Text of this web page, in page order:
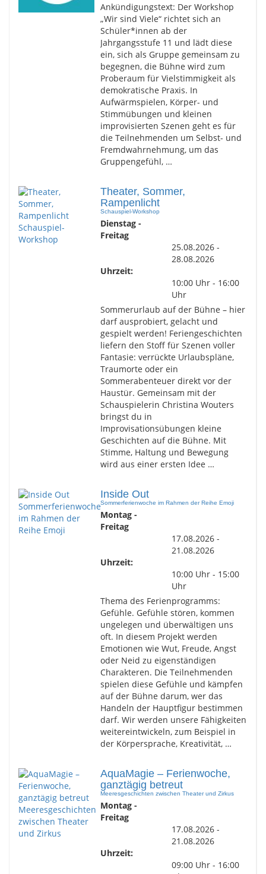
Ankündigungstext: Der Workshop
„Wir sind Viele“ richtet sich an
Schüler*innen ab der
Jahrgangsstufe 11 und lädt diese
ein, sich als Gruppe gemeinsam zu
begegnen, die Bühne wird zum
Proberaum für Vielstimmigkeit als
demokratische Praxis. In
Aufwärmspielen, Körper- und
Stimmübungen und kleinen
improvisierten Szenen geht es für
die Teilnehmenden um Selbst- und
Fremdwahrnehmung, um das
Gruppengefühl, …
Theater, Sommer,
Rampenlicht
Schauspiel-Workshop
Dienstag -
Freitag
25.08.2026 -
28.08.2026
Uhrzeit:
10:00 Uhr - 16:00
Uhr
Sommerurlaub auf der Bühne – hier
darf ausprobiert, gelacht und
gespielt werden! Feriengeschichten
liefern den Stoff für Szenen voller
Fantasie: verrückte Urlaubspläne,
Traumorte oder ein
Sommerabenteuer direkt vor der
Haustür. Gemeinsam mit der
Schauspielerin Christina Wouters
bringst du in
Improvisationsübungen kleine
Geschichten auf die Bühne. Mit
Stimme, Haltung und Bewegung
wird aus einer ersten Idee …
Inside Out
Sommerferienwoche im Rahmen der Reihe Emoji
Montag -
Freitag
17.08.2026 -
21.08.2026
Uhrzeit:
10:00 Uhr - 15:00
Uhr
Thema des Ferienprogramms:
Gefühle. Gefühle stören, kommen
ungelegen und überwältigen uns
oft. In diesem Projekt werden
Emotionen wie Wut, Freude, Angst
oder Neid zu eigenständigen
Charakteren. Die Teilnehmenden
spielen diese Gefühle und kämpfen
auf der Bühne darum, wer das
Handeln der Hauptfigur bestimmen
darf. Wir werden unsere Fähigkeiten
weitereintwickeln, zum Beispiel in
der Körpersprache, Kreativität, …
AquaMagie – Ferienwoche,
ganztägig betreut
Meeresgeschichten zwischen Theater und Zirkus
Montag -
Freitag
17.08.2026 -
21.08.2026
Uhrzeit:
09:00 Uhr - 16:00